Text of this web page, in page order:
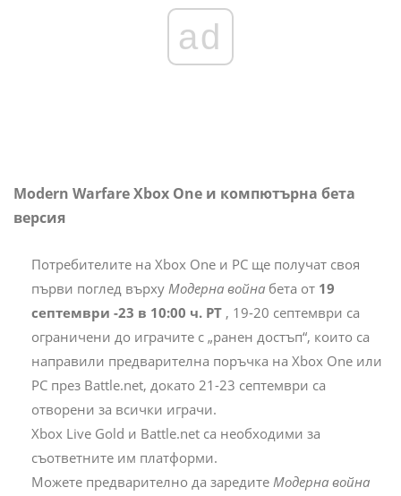
ad
Modern Warfare Xbox One и компютърна бета
версия
Потребителите на Xbox One и PC ще получат своя
първи поглед върху Модерна война бета от 19
септември -23 в 10:00 ч. PT , 19-20 септември са
ограничени до играчите с „ранен достъп“, които са
направили предварителна поръчка на Xbox One или
PC през Battle.net, докато 21-23 септември са
отворени за всички играчи.
Xbox Live Gold и Battle.net са необходими за
съответните им платформи.
Можете предварително да заредите Модерна война